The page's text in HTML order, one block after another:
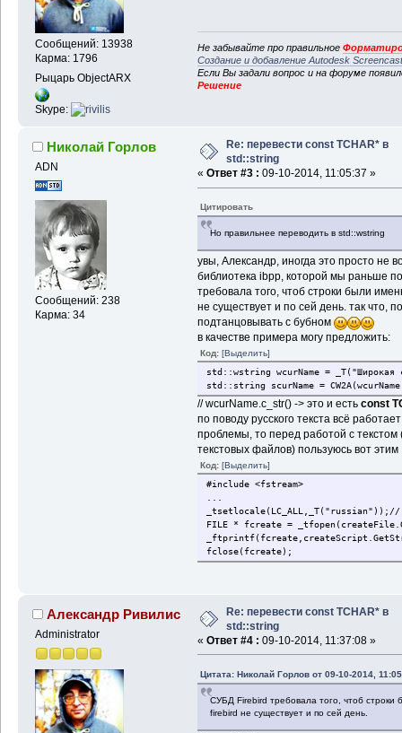
Сообщений: 13938
Карма: 1796
Рыцарь ObjectARX
Skype:
Не забывайте про правильное
Создание и добавление Autodesk
Если Вы задали вопрос и на форуме
Решение
Николай Горлов
ADN
Сообщений: 238
Карма: 34
Re: перевести const TCHAR* в
std::string
« Ответ #3 : 09-10-2014, 11:05:37 »
Цитировать
Но правильнее переводить в std::wstring
увы, Александр, иногда это просто не
библиотека ibpp, которой мы раньше
требовала того, чтоб строки были
не существует и по сей день. так что,
подтанцовывать с бубном
в качестве примера могу предложить:
Код: [Выделить]
std::wstring wcurName = _T("Широкая
std::string scurName =
// wcurName.c_str() -> это и есть const
по поводу русского текста всё
проблемы, то перед работой с
текстовых файлов) пользуюсь вот этим
Код: [Выделить]
#include <fstream>
...
_tsetlocale(LC_ALL,_T("russian"));//
FILE * fcreate =
fclose(fcreate);
Александр Ривилис
Administrator
Re: перевести const TCHAR* в
std::string
« Ответ #4 : 09-10-2014, 11:37:08 »
Цитата: Николай Горлов от 09-10-2014,
СУБД Firebird требовала того, чтоб строки
firebird не существует и по сей день.